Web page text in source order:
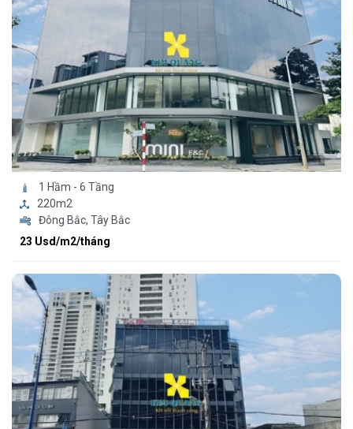
1 Hầm - 6 Tầng
220m2
Đông Bắc, Tây Bắc
23 Usd/m2/tháng